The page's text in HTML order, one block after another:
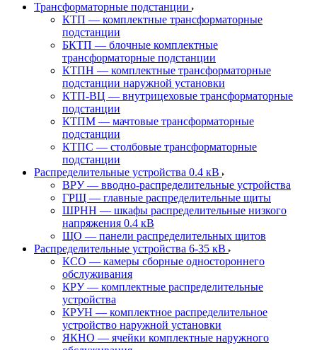
Трансформаторные подстанции
КТП — комплектные трансформаторные
подстанции
БКТП — блочные комплектные
трансформаторные подстанции
КТПН — комплектные трансформаторные
подстанции наружной установки
КТП-ВЦ — внутрицеховые трансформаторные
подстанции
КТПМ — мачтовые трансформаторные
подстанции
КТПС — столбовые трансформаторные
подстанции
Распределительные устройства 0.4 кВ
ВРУ — вводно-распределительные устройства
ГРЩ — главные распределительные щиты
ШРНН — шкафы распределительные низкого
напряжения 0.4 кВ
ЩО — панели распределительных щитов
Распределительные устройства 6-35 кВ
КСО — камеры сборные одностороннего
обслуживания
КРУ — комплектные распределительные
устройства
КРУН — комплектное распределительное
устройство наружной установки
ЯКНО — ячейки комплектные наружного